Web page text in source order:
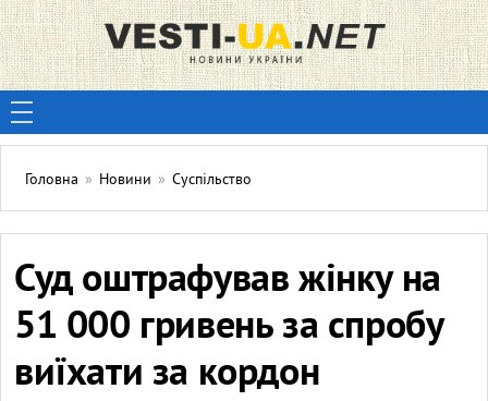
Головна » Новини » Суспільство
Суд оштрафував жінку на
51 000 гривень за спробу
виїхати за кордон